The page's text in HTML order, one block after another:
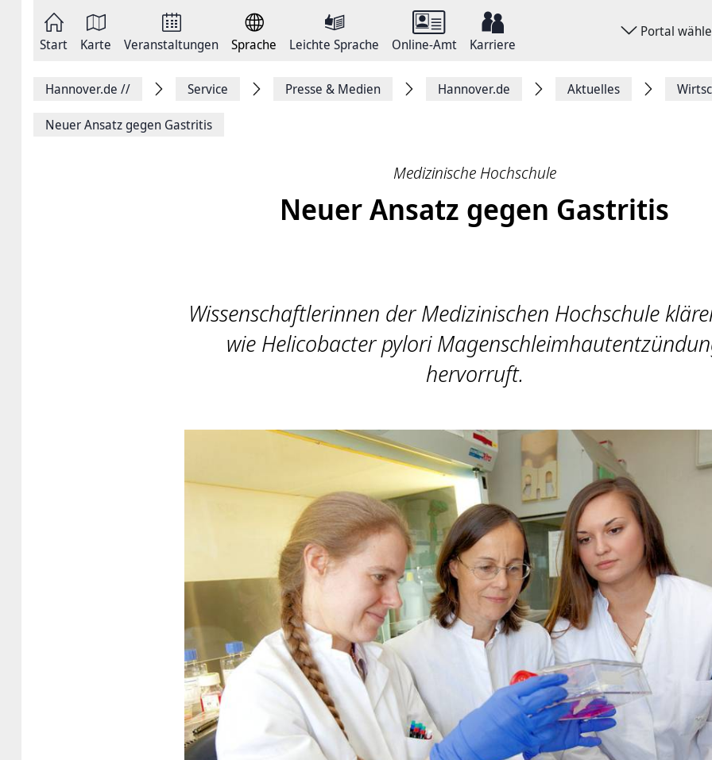
springen
Start Karte Veranstaltungen Sprache Leichte Sprache Online-Amt Karriere
Portal
FacebookHannover.de // Service Presse & Medien Hannover.de Aktuelles
Neuer Ansatz gegen Gastritis
Medizinische Hochschule
Neuer Ansatz gegen Gastritis
Wissenschaftlerinnen der Medizinischen Hochschule
wie Helicobacter pylori
hervorruft.